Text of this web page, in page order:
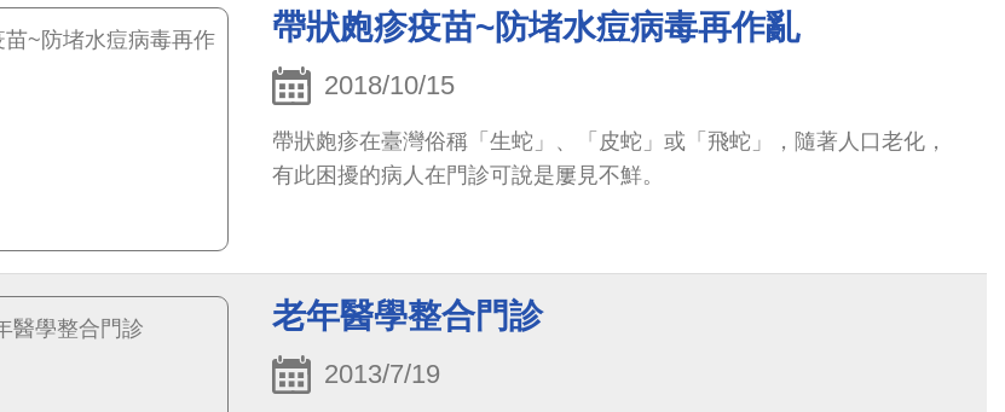
帶狀皰疹疫苗~防堵水痘病毒再作亂
2018/10/15
帶狀皰疹在臺灣俗稱「生蛇」、「皮蛇」或「飛蛇」，隨著人口老化，
有此困擾的病人在門診可說是屢見不鮮。
老年醫學整合門診
2013/7/19